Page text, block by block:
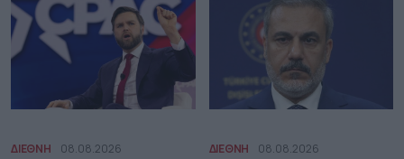
ΔΙΕΘΝΗ 08.08.2026 ΔΙΕΘΝΗ 08.08.2026